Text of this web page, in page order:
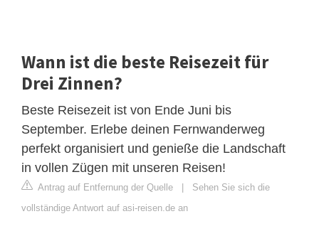
Wann ist die beste Reisezeit für
Drei Zinnen?
Beste Reisezeit ist von Ende Juni bis
September. Erlebe deinen Fernwanderweg
perfekt organisiert und genieße die Landschaft
in vollen Zügen mit unseren Reisen!
Antrag auf Entfernung der Quelle | Sehen Sie sich die
vollständige Antwort auf asi-reisen.de an